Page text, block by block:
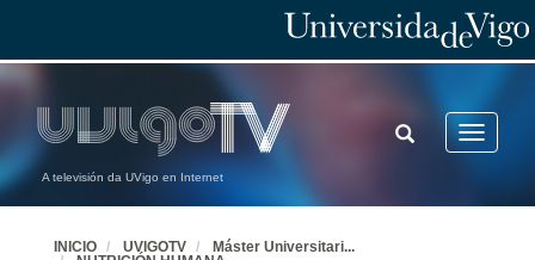
A televisión da UVigo en Internet
Toggle
TOGGLE
SEARCH
INICIO UVIGOTV Máster Universitari...